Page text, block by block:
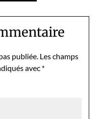
publiée. Les champs
avec *